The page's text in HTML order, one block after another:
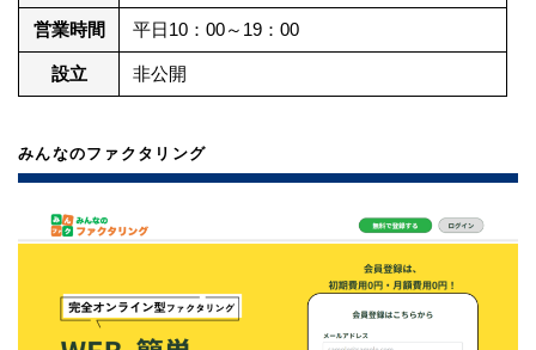
営業時間 平日10：00～19：00
設立 非公開
みんなのファクタリング